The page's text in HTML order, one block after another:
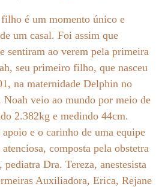
é um momento único e
um casal. Foi assim que
sentiram ao verem pela primeira
seu primeiro filho, que nasceu
na maternidade Delphin no
veio ao mundo por meio de
2.382kg e medindo 44cm.
e o carinho de uma equipe
composta pela obstetra
Dra. Tereza, anestesista
Auxiliadora, Erica, Rejane